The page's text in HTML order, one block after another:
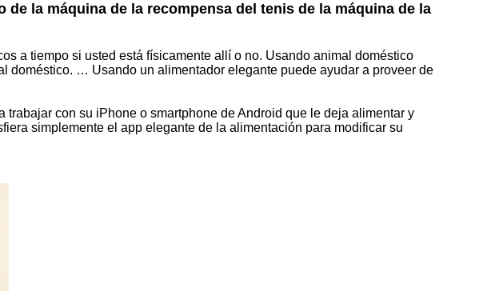
la máquina de la recompensa del tenis de la máquina de la
a tiempo si usted está físicamente allí o no. Usando animal doméstico
doméstico. … Usando un alimentador elegante puede ayudar a proveer de
con su iPhone o smartphone de Android que le deja alimentar y
simplemente el app elegante de la alimentación para modificar su